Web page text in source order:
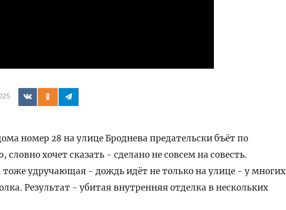
номер 28 на улице Броднева предательски бъёт по
хочет сказать - сделано не совсем на совесть.
удручающая - дождь идёт не только на улице - у многих
Результат - убитая внутренняя отделка в нескольких